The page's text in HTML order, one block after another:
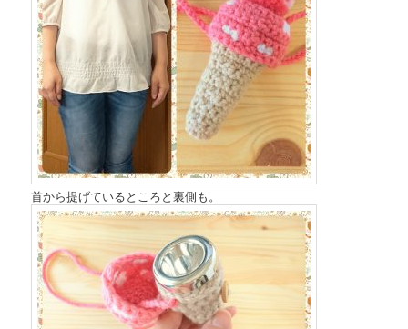
首から提げているところと裏側も。